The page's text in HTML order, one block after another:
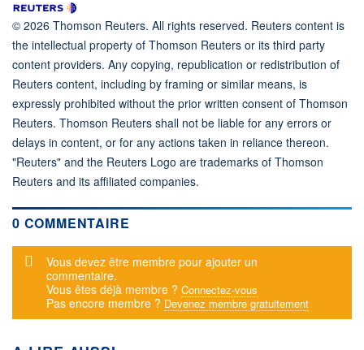
© 2026 Thomson Reuters. All rights reserved. Reuters content is
the intellectual property of Thomson Reuters or its third party
content providers. Any copying, republication or redistribution of
Reuters content, including by framing or similar means, is
expressly prohibited without the prior written consent of Thomson
Reuters. Thomson Reuters shall not be liable for any errors or
delays in content, or for any actions taken in reliance thereon.
"Reuters" and the Reuters Logo are trademarks of Thomson
Reuters and its affiliated companies.
0 COMMENTAIRE
Message d'alerte
Vous devez être membre pour ajouter un
commentaire.
Vous êtes déjà membre ? Connectez-vous
Pas encore membre ? Devenez membre gratuitement